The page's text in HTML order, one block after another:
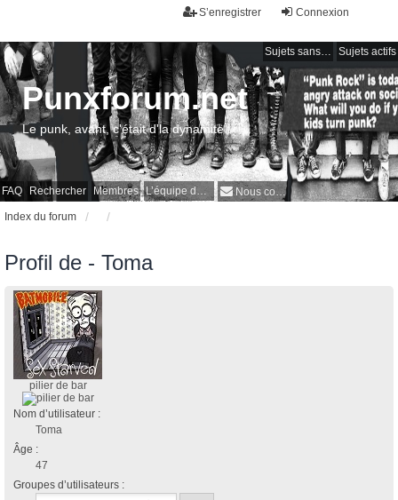
Connexion
S’enregistrer
Sujets sans réponse Sujets actifs
FAQ Rechercher Membres L’équipe du forum Nous contacter
Punxforum.net
Le punk, avant, c'était d'la dynamite !
Index du forum
Profil de - Toma
pilier de bar
Nom d’utilisateur :
Toma
Âge :
47
Groupes d’utilisateurs :